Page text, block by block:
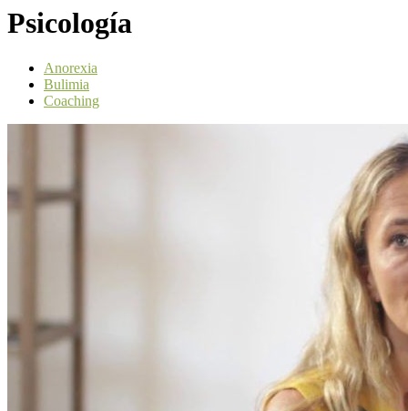
Psicología
Anorexia
Bulimia
Coaching